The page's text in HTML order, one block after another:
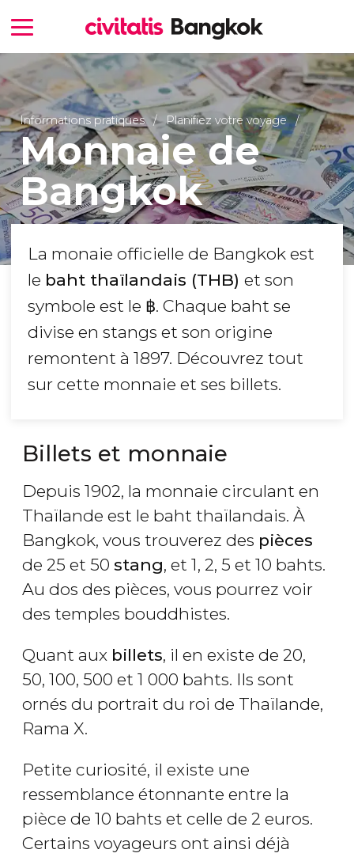
Informations pratiques Planifiez votre voyage
Monnaie de
Bangkok
La monaie officielle de Bangkok est
le baht thaïlandais (THB) et son
symbole est le ฿. Chaque baht se
divise en stangs et son origine
remontent à 1897. Découvrez tout
sur cette monnaie et ses billets.
Billets et monnaie
Depuis 1902, la monnaie circulant en
Thaïlande est le baht thaïlandais. À
Bangkok, vous trouverez des pièces
de 25 et 50 stang, et 1, 2, 5 et 10 bahts.
Au dos des pièces, vous pourrez voir
des temples bouddhistes.
Quant aux billets, il en existe de 20,
50, 100, 500 et 1 000 bahts. Ils sont
ornés du portrait du roi de Thaïlande,
Rama X.
Petite curiosité, il existe une
ressemblance étonnante entre la
pièce de 10 bahts et celle de 2 euros.
Certains voyageurs ont ainsi déjà